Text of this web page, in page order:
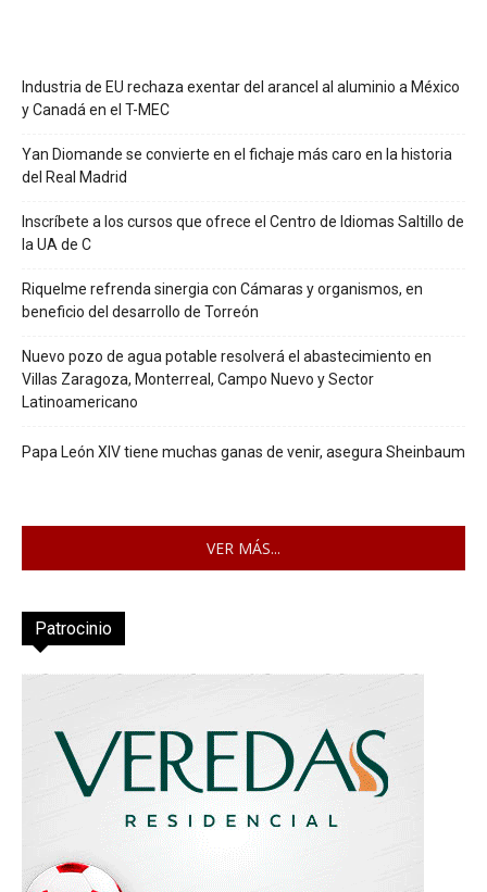
Industria de EU rechaza exentar del arancel al aluminio a México
y Canadá en el T-MEC
Yan Diomande se convierte en el fichaje más caro en la historia
del Real Madrid
Inscríbete a los cursos que ofrece el Centro de Idiomas Saltillo de
la UA de C
Riquelme refrenda sinergia con Cámaras y organismos, en
beneficio del desarrollo de Torreón
Nuevo pozo de agua potable resolverá el abastecimiento en
Villas Zaragoza, Monterreal, Campo Nuevo y Sector
Latinoamericano
Papa León XIV tiene muchas ganas de venir, asegura Sheinbaum
VER MÁS...
Patrocinio